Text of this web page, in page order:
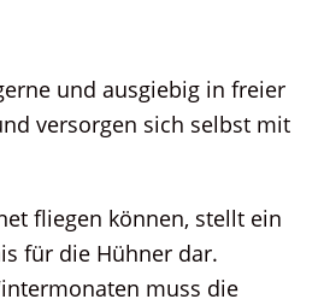
und ausgiebig in freier
versorgen sich selbst mit
fliegen können, stellt ein
für die Hühner dar.
muss die